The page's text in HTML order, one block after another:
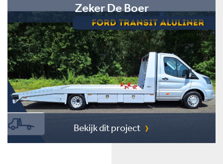
Zeker De Boer
Bekijk dit project